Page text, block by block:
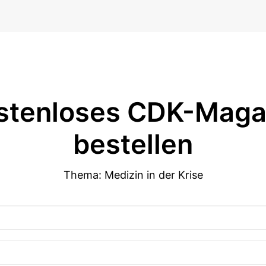
CDK-
bestellen
Thema: Medizin in der Krise